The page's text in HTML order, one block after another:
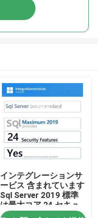
インテグレーションサ
ービス 含まれています
Sql Server 2019 標準
は最大コア 24 セキュ
リティ機能 はい,ビジ